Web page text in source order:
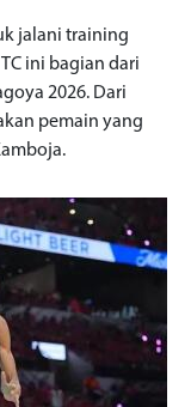
jalani training
ini bagian dari
2026. Dari
pemain yang